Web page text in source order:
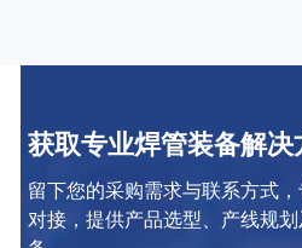
获取专业焊管装备解决
留下您的采购需求与联系方式
对接，提供产品选型、产线规